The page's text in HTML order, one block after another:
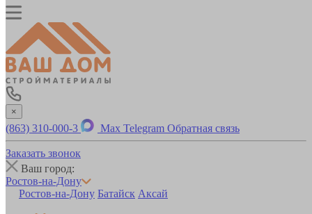
×
(863) 310-000-3 Max Telegram Обратная связь
Заказать звонок
Ваш город:
Ростов-на-Дону
Ростов-на-Дону Батайск Аксай